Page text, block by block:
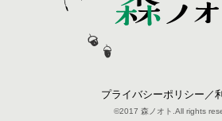
プライバシーポリシー／
©2017 森ノオト.All rights